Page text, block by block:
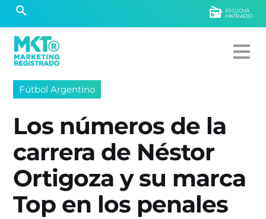
ESCUCHÁ
MKTRADIO
Fútbol Argentino
Los números de la
carrera de Néstor
Ortigoza y su marca
Top en los penales